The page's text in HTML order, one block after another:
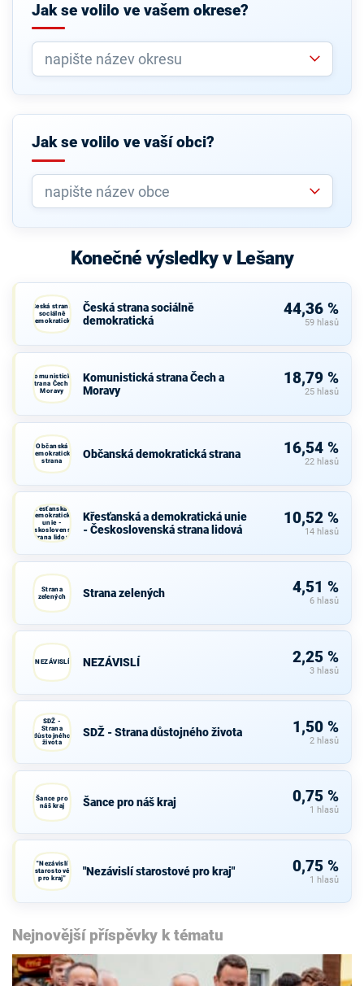
Jak se volilo ve vašem okrese?
Jak se volilo ve vaší obci?
Konečné výsledky v Lešany
Česká strana
sociálně
demokratická
Česká strana sociálně
demokratická
44,36 %
59 hlasů
Komunistická
strana Čech a
Moravy
Komunistická strana Čech a
Moravy
18,79 %
25 hlasů
Občanská
demokratická
strana
Občanská demokratická strana 16,54 %
22 hlasů
Křesťanská a
demokratická
unie -
Československá
strana lidová
Křesťanská a demokratická unie
- Československá strana lidová
10,52 %
14 hlasů
Strana
zelených
Strana zelených 4,51 %
6 hlasů
NEZÁVISLÍ NEZÁVISLÍ 2,25 %
3 hlasů
SDŽ -
Strana
důstojného
života
SDŽ - Strana důstojného života 1,50 %
2 hlasů
Šance pro
náš kraj
Šance pro náš kraj 0,75 %
1 hlasů
"Nezávislí
starostové
pro kraj"
"Nezávislí starostové pro kraj" 0,75 %
1 hlasů
Nejnovější příspěvky k tématu